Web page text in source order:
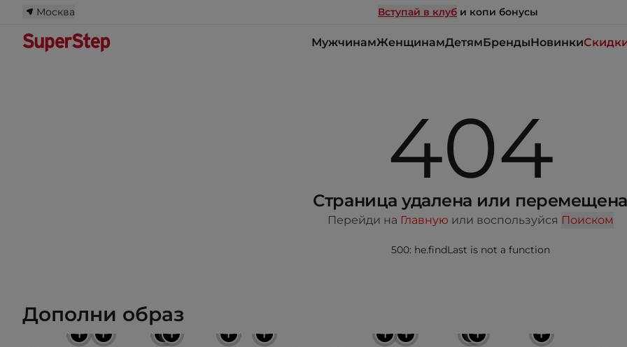
Москва Вступай в клуб и копи бонусы
МужчинамЖенщинамДетямБрендыНовинки
404
Страница удалена или перемещена
Перейди на Главную или воспользуйся Поиском
500: he.findLast is not a function
Дополни образ
+
+
+ + +
+ +
+ + +
+